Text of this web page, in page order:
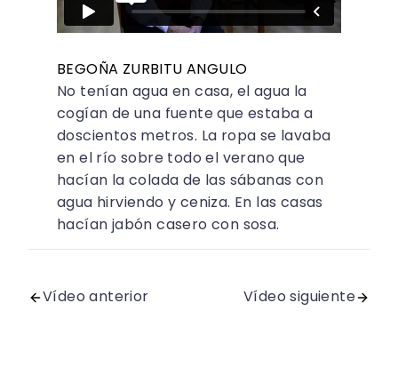
BEGOÑA ZURBITU ANGULO
No tenían agua en casa, el agua la
cogían de una fuente que estaba a
doscientos metros. La ropa se lavaba
en el río sobre todo el verano que
hacían la colada de las sábanas con
agua hirviendo y ceniza. En las casas
hacían jabón casero con sosa.
Vídeo anterior Vídeo siguiente